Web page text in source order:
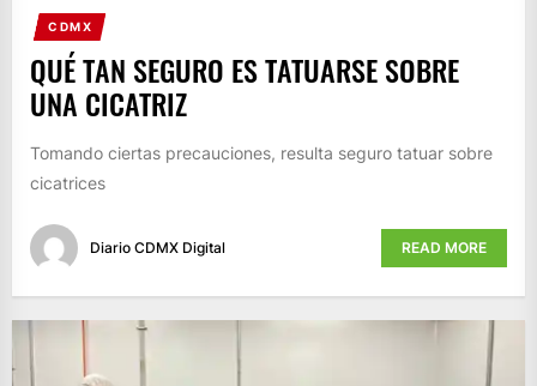
CDMX
QUÉ TAN SEGURO ES TATUARSE SOBRE
UNA CICATRIZ
Tomando ciertas precauciones, resulta seguro tatuar sobre
cicatrices
Diario CDMX Digital READ MORE